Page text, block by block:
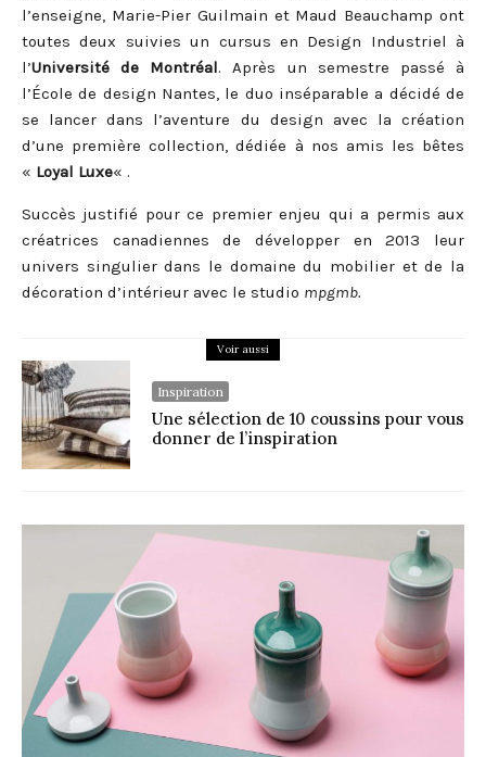
l’enseigne, Marie-Pier Guilmain et Maud Beauchamp ont
toutes deux suivies un cursus en Design Industriel à
l’Université de Montréal. Après un semestre passé à
l’École de design Nantes, le duo inséparable a décidé de
se lancer dans l’aventure du design avec la création
d’une première collection, dédiée à nos amis les bêtes
« Loyal Luxe« .
Succès justifié pour ce premier enjeu qui a permis aux
créatrices canadiennes de développer en 2013 leur
univers singulier dans le domaine du mobilier et de la
décoration d’intérieur avec le studio mpgmb.
Voir aussi
Inspiration
Une sélection de 10 coussins pour vous
donner de l’inspiration